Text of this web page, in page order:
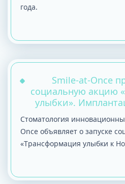
одета («по-дачному» )
клиники
оплатить услуги. Я не
возникало. Стало как-
неприятно. Но на
я ответила, что мне
временную пломбу и
постоянную, а лечение
оплатила в полном
Проверив данную
меня пригласили в
года.
Smile-at-Once
социальную акцию
улыбки».
Стоматология
Once объявляет о запуске
«Трансформация улыбки к